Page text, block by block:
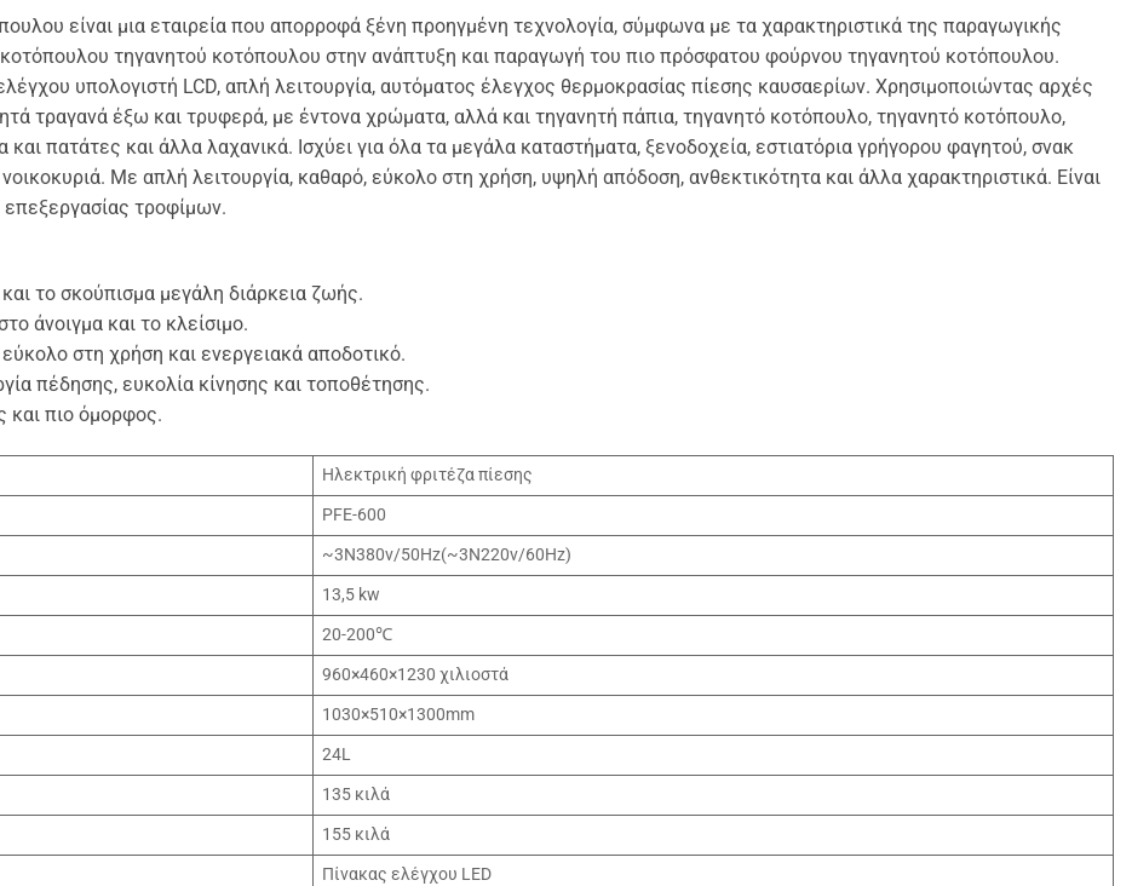
είναι μια εταιρεία που απορροφά ξένη προηγμένη τεχνολογία, σύμφωνα με τα χαρακτηριστικά της παραγωγικής
κοτόπουλου τηγανητού κοτόπουλου στην ανάπτυξη και παραγωγή του πιο πρόσφατου φούρνου τηγανητού κοτόπουλου.
υπολογιστή LCD, απλή λειτουργία, αυτόματος έλεγχος θερμοκρασίας πίεσης καυσαερίων. Χρησιμοποιώντας αρχές
τραγανά έξω και τρυφερά, με έντονα χρώματα, αλλά και τηγανητή πάπια, τηγανητό κοτόπουλο, τηγανητό κοτόπουλο,
πατάτες και άλλα λαχανικά. Ισχύει για όλα τα μεγάλα καταστήματα, ξενοδοχεία, εστιατόρια γρήγορου φαγητού, σνακ
Με απλή λειτουργία, καθαρό, εύκολο στη χρήση, υψηλή απόδοση, ανθεκτικότητα και άλλα χαρακτηριστικά. Είναι
τροφίμων.
το σκούπισμα μεγάλη διάρκεια ζωής.
άνοιγμα και το κλείσιμο.
στη χρήση και ενεργειακά αποδοτικό.
πέδησης, ευκολία κίνησης και τοποθέτησης.
και πιο όμορφος.
Ηλεκτρική φριτέζα πίεσης
PFE-600
~3N380v/50Hz(~3N220v/60Hz)
13,5 kw
20-200℃
960×460×1230 χιλιοστά
1030×510×1300mm
24L
135 κιλά
155 κιλά
Πίνακας ελέγχου LED